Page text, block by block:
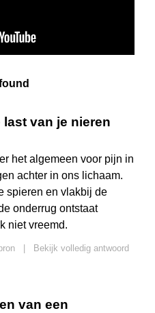
last van je nieren
het algemeen voor pijn in
achter in ons lichaam.
spieren en vlakbij de
onderrug ontstaat
niet vreemd.
Bekijk volledig antwoord
van een